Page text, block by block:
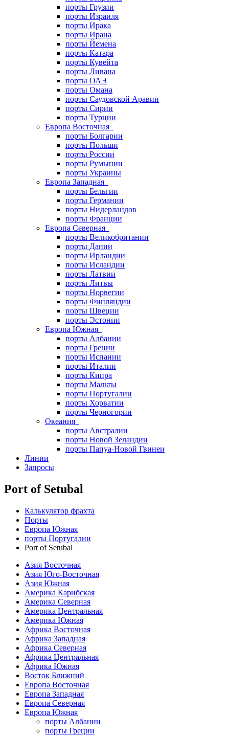
порты Грузии
порты Израиля
порты Ирака
порты Ирана
порты Йемена
порты Катара
порты Кувейта
порты Ливана
порты ОАЭ
порты Омана
порты Саудовской Аравии
порты Сирии
порты Турции
Европа Восточная
порты Болгарии
порты Польши
порты России
порты Румынии
порты Украины
Европа Западная
порты Бельгии
порты Германии
порты Нидерландов
порты Франции
Европа Северная
порты Великобритании
порты Дании
порты Ирландии
порты Исландии
порты Латвии
порты Литвы
порты Норвегии
порты Финляндии
порты Швеции
порты Эстонии
Европа Южная
порты Албании
порты Греции
порты Испании
порты Италии
порты Кипра
порты Мальты
порты Португалии
порты Хорватии
порты Черногории
Океания
порты Австралии
порты Новой Зеландии
порты Папуа-Новой Гвинеи
Линии
Запросы
Port of Setubal
Калькулятор фрахта
Порты
Европа Южная
порты Португалии
Port of Setubal
Азия Восточная
Азия Юго-Восточная
Азия Южная
Америка Карибская
Америка Северная
Америка Центральная
Америка Южная
Африка Восточная
Африка Западная
Африка Северная
Африка Центральная
Африка Южная
Восток Ближний
Европа Восточная
Европа Западная
Европа Северная
Европа Южная
порты Албании
порты Греции